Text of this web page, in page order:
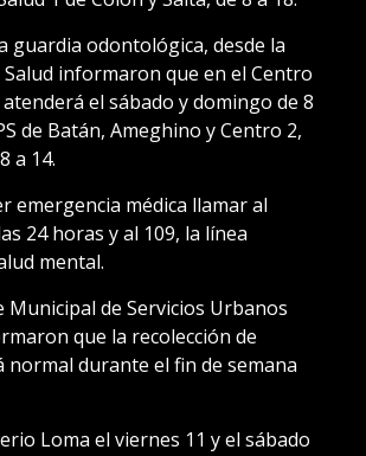
guardia odontológica, desde la
Salud informaron que en el Centro
atenderá el sábado y domingo de 8
de Batán, Ameghino y Centro 2,
a 14.
emergencia médica llamar al
24 horas y al 109, la línea
mental.
Municipal de Servicios Urbanos
que la recolección de
normal durante el fin de semana
Loma el viernes 11 y el sábado